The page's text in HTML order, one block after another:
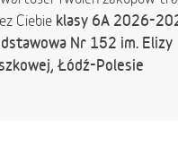
Ciebie klasy 6A 2026-
Nr 152 im. Elizy
Łódź-Polesie